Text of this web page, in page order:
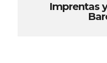
Imprentas